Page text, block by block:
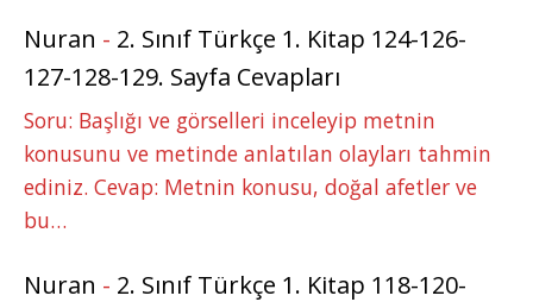
Nuran - 2. Sınıf Türkçe 1. Kitap 124-126-
127-128-129. Sayfa Cevapları
Soru: Başlığı ve görselleri inceleyip metnin
konusunu ve metinde anlatılan olayları tahmin
ediniz. Cevap: Metnin konusu, doğal afetler ve
bu…
Nuran - 2. Sınıf Türkçe 1. Kitap 118-120-